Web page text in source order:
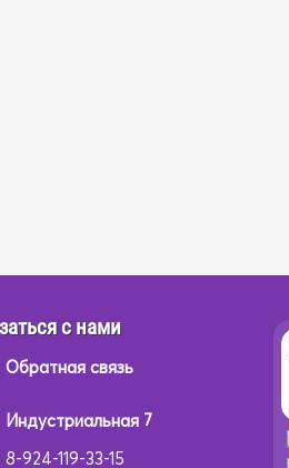
с нами
Обратная связь
Индустриальная 7
8-924-119-33-15